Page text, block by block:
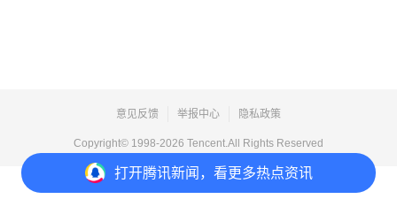
打开腾讯新闻，看更多热点资讯
意见反馈 举报中心 隐私政策
Copyright© 1998-2026 Tencent.All Rights Reserved